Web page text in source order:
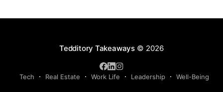
Tedditory Takeaways© 2026
Tech Real Estate Work Life Leadership Well-Being